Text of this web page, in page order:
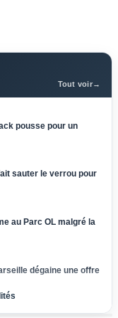
Tout voir→
pousse pour un
sauter le verrou pour
au Parc OL malgré la
dégaine une offre